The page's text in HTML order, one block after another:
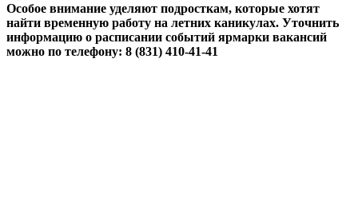
Особое внимание уделяют подросткам, которые хотят
найти временную работу на летних каникулах. Уточнить
информацию о расписании событий ярмарки вакансий
можно по телефону: 8 (831) 410-41-41